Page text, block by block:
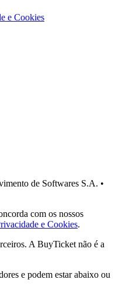
e Cookies
de Softwares S.A. •
com os nossos
e Cookies.
A BuyTicket não é a
e podem estar abaixo ou